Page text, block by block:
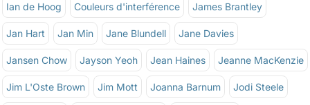
Ian de Hoog Couleurs d'interférence James Brantley
Jan Hart Jan Min Jane Blundell Jane Davies
Jansen Chow Jayson Yeoh Jean Haines Jeanne MacKenzie
Jim L'Oste Brown Jim Mott Joanna Barnum Jodi Steele